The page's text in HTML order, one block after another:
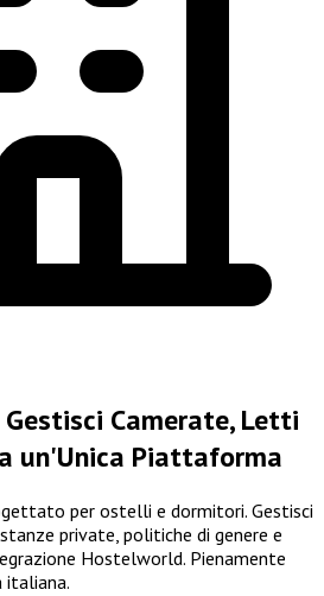
Camerate, Letti
un'Unica Piattaforma
per ostelli e dormitori. Gestisci
private, politiche di genere e
Hostelworld. Pienamente